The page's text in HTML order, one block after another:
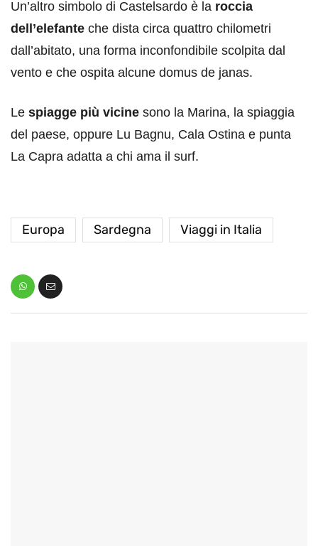
Un’altro simbolo di Castelsardo è la roccia
dell’elefante che dista circa quattro chilometri
dall’abitato, una forma inconfondibile scolpita dal
vento e che ospita alcune domus de janas.
Le spiagge più vicine sono la Marina, la spiaggia
del paese, oppure Lu Bagnu, Cala Ostina e punta
La Capra adatta a chi ama il surf.
Europa Sardegna Viaggi in Italia